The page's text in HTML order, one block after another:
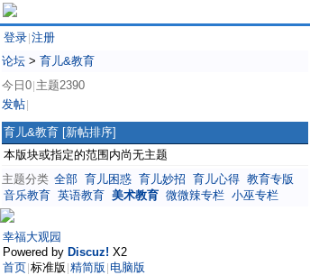
登录 注册
论坛 > 育儿&教育
今日0 主题2390
发帖
育儿&教育 [新帖排序]
本版块或指定的范围内尚无主题
主题分类 全部 育儿困惑 育儿妙招 育儿心得 教育专版
音乐教育 英语教育 美术教育 微微辣专栏 小巫专栏
幸福大观园
Powered by Discuz! X2
首页 标准版 精简版 电脑版